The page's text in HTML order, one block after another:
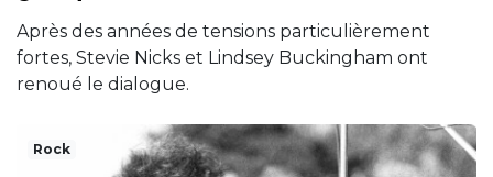
Après des années de tensions particulièrement
fortes, Stevie Nicks et Lindsey Buckingham ont
renoué le dialogue.
Rock